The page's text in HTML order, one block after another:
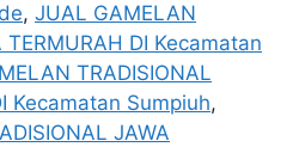
, JUAL GAMELAN
TERMURAH DI Kecamatan
TRADISIONAL
Kecamatan Sumpiuh,
JAWA